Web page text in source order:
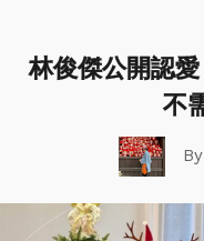
林俊傑公開認
不